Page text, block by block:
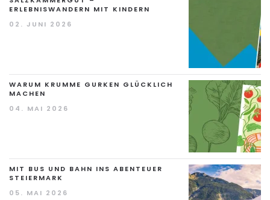
ERLEBNISWANDERN MIT KINDERN
02. JUNI 2026
WARUM KRUMME GURKEN GLÜCKLICH
MACHEN
04. MAI 2026
MIT BUS UND BAHN INS ABENTEUER
STEIERMARK
05. MAI 2026